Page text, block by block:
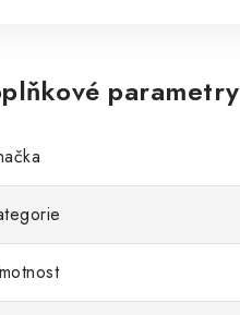
parametry